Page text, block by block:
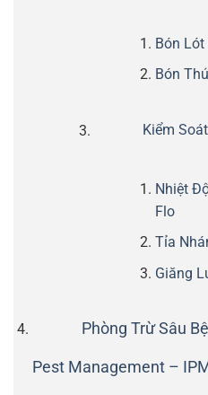
Bón Lót
Bón
Kiểm
Nhiệt
Flo
Tỉa
Giăng
Phòng Trừ Sâu
Pest Management –